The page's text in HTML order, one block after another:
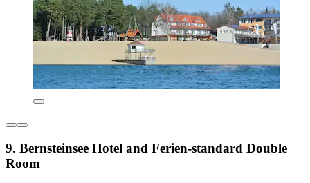
9. Bernsteinsee Hotel and Ferien-standard Double
Room